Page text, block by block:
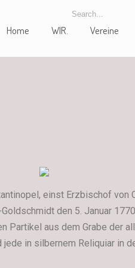
Home WIR. Vereine
einst Erzbischof von
den 5. Januar
Partikel aus dem Grabe der
in silbernem Reliquiar in